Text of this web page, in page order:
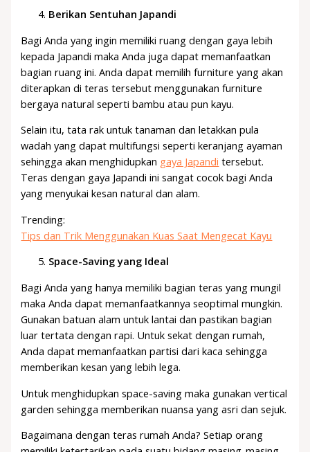
Berikan Sentuhan Japandi
Bagi Anda yang ingin memiliki ruang dengan gaya lebih
kepada Japandi maka Anda juga dapat memanfaatkan
bagian ruang ini. Anda dapat memilih furniture yang akan
diterapkan di teras tersebut menggunakan furniture
bergaya natural seperti bambu atau pun kayu.
Selain itu, tata rak untuk tanaman dan letakkan pula
wadah yang dapat multifungsi seperti keranjang ayaman
sehingga akan menghidupkan gaya Japandi tersebut.
Teras dengan gaya Japandi ini sangat cocok bagi Anda
yang menyukai kesan natural dan alam.
Trending:
Tips dan Trik Menggunakan Kuas Saat Mengecat Kayu
Space-Saving yang Ideal
Bagi Anda yang hanya memiliki bagian teras yang mungil
maka Anda dapat memanfaatkannya seoptimal mungkin.
Gunakan batuan alam untuk lantai dan pastikan bagian
luar tertata dengan rapi. Untuk sekat dengan rumah,
Anda dapat memanfaatkan partisi dari kaca sehingga
memberikan kesan yang lebih lega.
Untuk menghidupkan space-saving maka gunakan vertical
garden sehingga memberikan nuansa yang asri dan sejuk.
Bagaimana dengan teras rumah Anda? Setiap orang